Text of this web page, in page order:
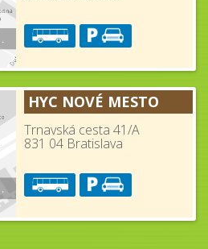
HYC NOVÉ MESTO
Trnavská cesta 41/A
831 04 Bratislava